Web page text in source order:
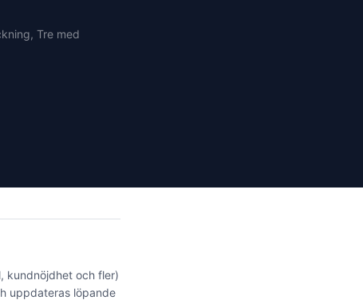
Tre med
kundnöjdhet och fler)
uppdateras löpande